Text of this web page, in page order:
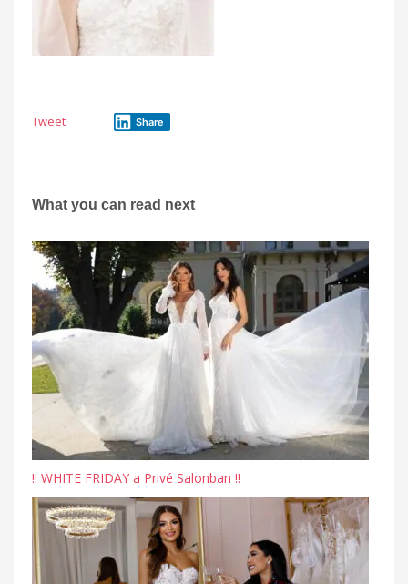
Tweet Share
What you can read next
‼️ WHITE FRIDAY a Privé Salonban ‼️